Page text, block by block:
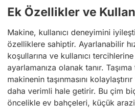
Ek Özellikler ve
Makine, kullanıcı deneyimini
özelliklere sahiptir. Ayarlanabilir
koşullarına ve kullanıcı tercihlerine
ayarlamanıza olanak tanır.
makinenin taşınmasını
daha verimli hale getirir. Bu çim
öncelikle ev bahçeleri, küçük